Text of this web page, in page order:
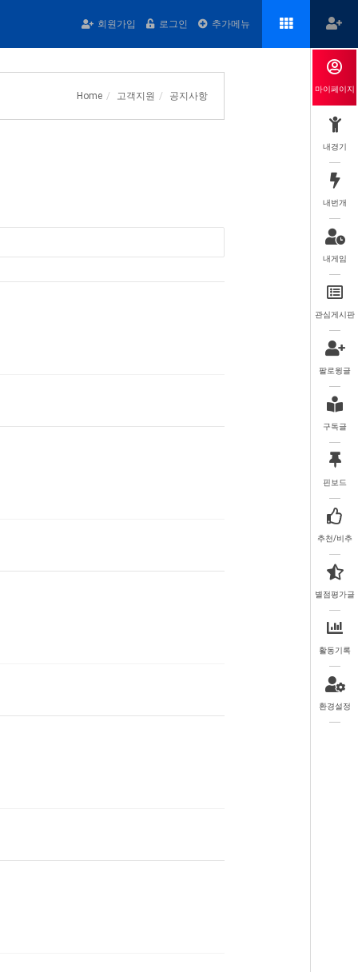
회원가입 로그인 추가메뉴
Home 고객지원 공지사항
마이페이지
내경기
내번개
내게임
관심게시판
팔로윙글
구독글
핀보드
추천/비추
별점평가글
활동기록
환경설정